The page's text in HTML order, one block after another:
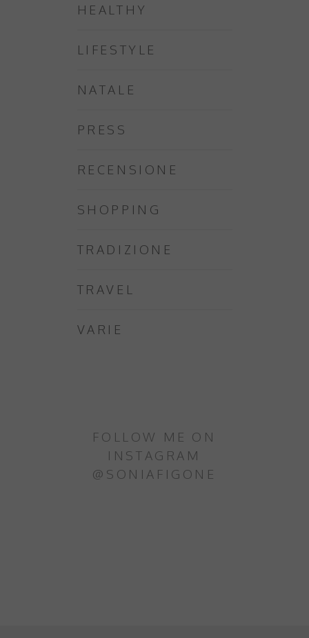
HEALTHY
LIFESTYLE
NATALE
PRESS
RECENSIONE
SHOPPING
TRADIZIONE
TRAVEL
VARIE
FOLLOW ME ON
INSTAGRAM
@SONIAFIGONE